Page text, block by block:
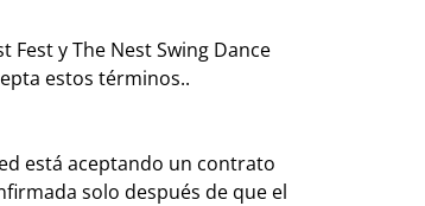
y The Nest Swing Dance
estos términos..
está aceptando un contrato
solo después de que el